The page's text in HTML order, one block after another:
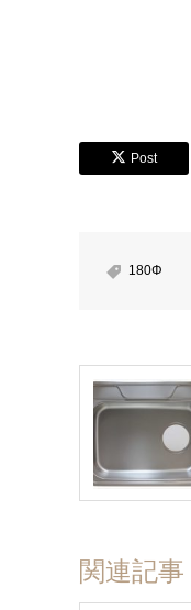
メールア
ファイル添
Post
180Φ
関連記事